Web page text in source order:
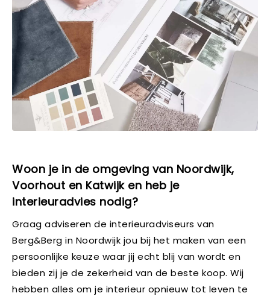
Woon je in de omgeving van Noordwijk,
Voorhout en Katwijk en heb je
interieuradvies nodig?
Graag adviseren de interieuradviseurs van
Berg&Berg in Noordwijk jou bij het maken van een
persoonlijke keuze waar jij echt blij van wordt en
bieden zij je de zekerheid van de beste koop. Wij
hebben alles om je interieur opnieuw tot leven te